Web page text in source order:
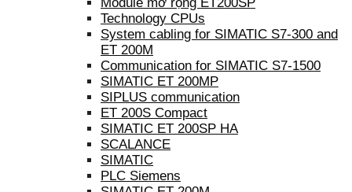
Technology CPUs
System cabling for SIMATIC S7-300 and
ET 200M
Communication for SIMATIC S7-1500
SIMATIC ET 200MP
SIPLUS communication
ET 200S Compact
SIMATIC ET 200SP HA
SCALANCE
SIMATIC
PLC Siemens